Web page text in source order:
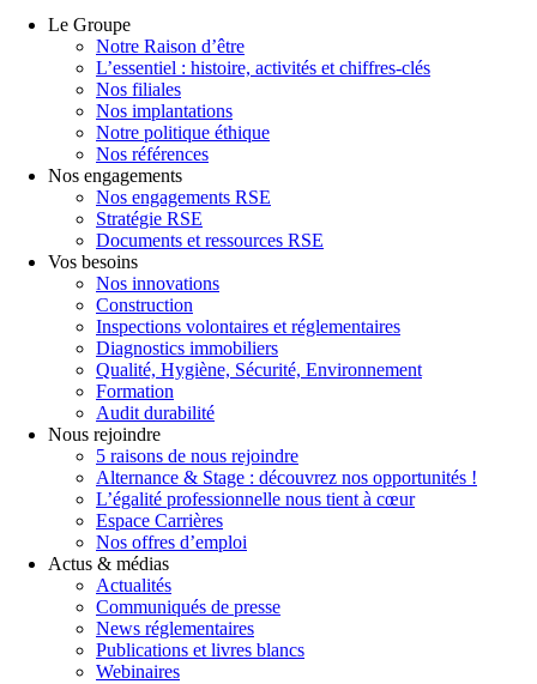
Le Groupe
Notre Raison d’être
L’essentiel : histoire, activités et chiffres-clés
Nos filiales
Nos implantations
Notre politique éthique
Nos références
Nos engagements
Nos engagements RSE
Stratégie RSE
Documents et ressources RSE
Vos besoins
Nos innovations
Construction
Inspections volontaires et réglementaires
Diagnostics immobiliers
Qualité, Hygiène, Sécurité, Environnement
Formation
Audit durabilité
Nous rejoindre
5 raisons de nous rejoindre
Alternance & Stage : découvrez nos opportunités !
L’égalité professionnelle nous tient à cœur
Espace Carrières
Nos offres d’emploi
Actus & médias
Actualités
Communiqués de presse
News réglementaires
Publications et livres blancs
Webinaires